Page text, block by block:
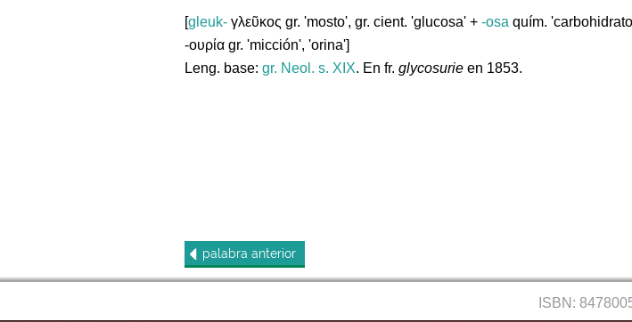
[gleuk- γλεῦκος gr. 'mosto', gr. cient. 'glucosa' + -osa quím.
-ουρία gr. 'micción', 'orina']
Leng. base: gr. Neol. s. XIX. En fr. glycosurie en 1853.
palabra anterior
ISBN: